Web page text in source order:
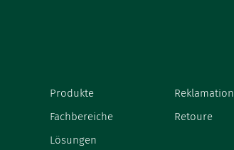
Produkte
Fachbereiche
Lösungen
Reklamation
Retoure